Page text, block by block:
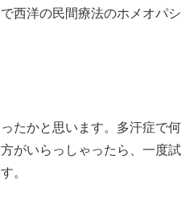
西洋の民間療法のホメオパシ
たかと思います。多汗症で何
がいらっしゃったら、一度試
。